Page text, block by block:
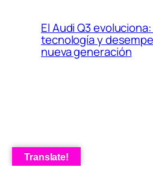
El Audi Q3
tecnología y
nueva generación
Translate!